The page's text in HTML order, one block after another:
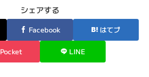
シェアする
Facebook はてブ
Pocket LINE